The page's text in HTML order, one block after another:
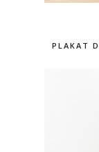
PLAKAT